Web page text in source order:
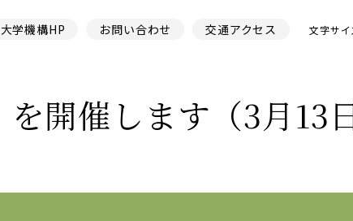
学機構HP お問い合わせ 交通アクセス 文字サイ
開催します（3月13日